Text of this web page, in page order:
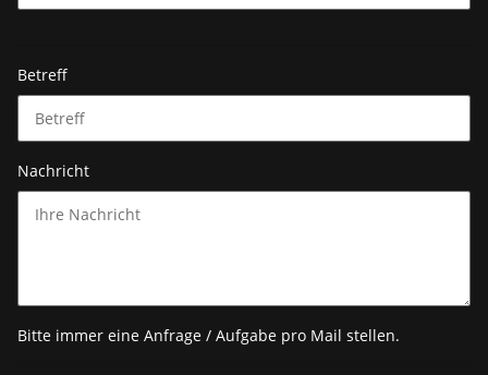
Betreff
Nachricht
Bitte immer eine Anfrage / Aufgabe pro Mail stellen.